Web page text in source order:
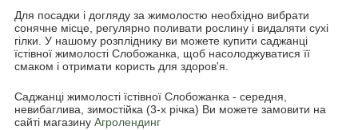
Для посадки і догляду за жимолостю необхідно вибрати
сонячне місце, регулярно поливати рослину і видаляти сухі
гілки. У нашому розпліднику ви можете купити саджанці
їстівної жимолості Слобожанка, щоб насолоджуватися її
смаком і отримати користь для здоров'я.
Саджанці жимолості їстівної Слобожанка - середня,
невибаглива, зимостійка (3-х річка) Ви можете замовити на
сайті магазину Агролендинг